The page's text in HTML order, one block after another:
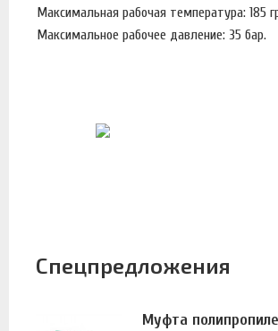
Максимальная рабочая температура: 185
Максимальное рабочее давление: 35 бар.
Спецпредложения
Муфта